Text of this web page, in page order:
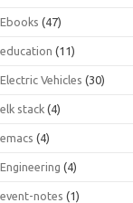
Ebooks (47)
education (11)
Electric Vehicles (30)
elk stack (4)
emacs (4)
Engineering (4)
event-notes (1)